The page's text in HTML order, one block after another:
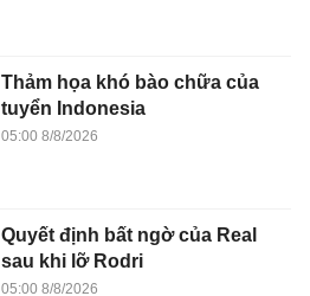
Thảm họa khó bào chữa của
tuyển Indonesia
05:00 8/8/2026
Quyết định bất ngờ của Real
sau khi lỡ Rodri
05:00 8/8/2026